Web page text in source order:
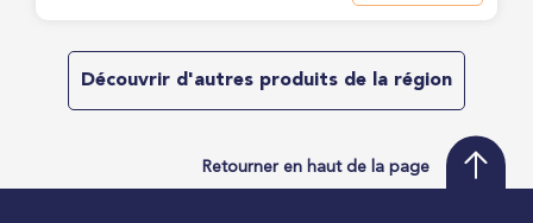
Découvrir d'autres produits de la région
Retourner en haut de la page